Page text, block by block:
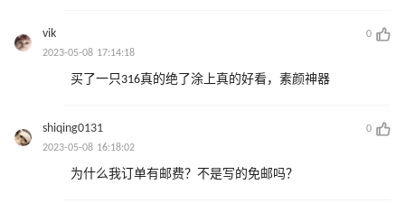
vik
0
2023-05-08 17:14:18
买了一只316真的绝了涂上真的好看，素颜神器
shiqing0131
0
2023-05-08 16:18:02
为什么我订单有邮费？不是写的免邮吗？